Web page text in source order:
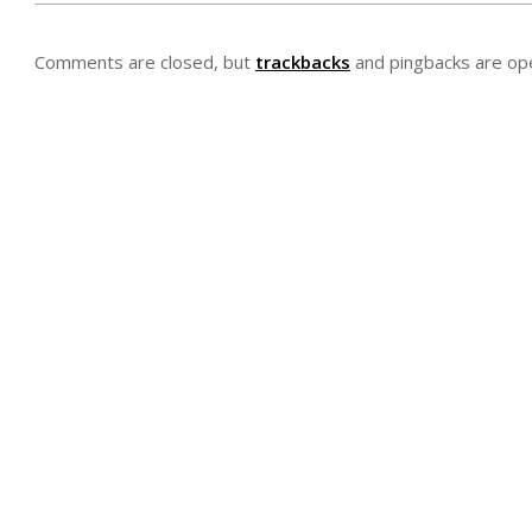
Comments are closed, but trackbacks and pingbacks are